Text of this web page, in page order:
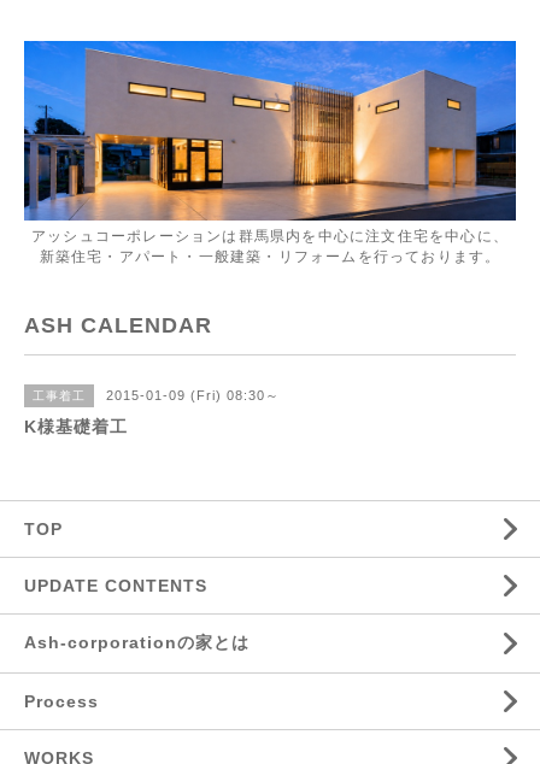
アッシュコーポレーションは群馬県内を中心に注文住宅を中心に、
新築住宅・アパート・一般建築・リフォームを行っております。
ASH CALENDAR
工事着工 2015-01-09 (Fri) 08:30～
K様基礎着工
TOP
UPDATE CONTENTS
Ash-corporationの家とは
Process
WORKS